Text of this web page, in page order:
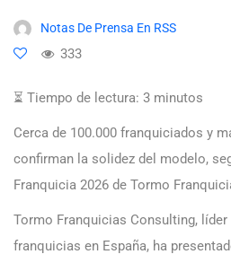
Notas De Prensa En RSS
333
⏳ Tiempo de lectura: 3 minutos
Cerca de 100.000 franquiciados y
confirman la solidez del modelo,
Franquicia 2026 de Tormo
Tormo Franquicias Consulting,
franquicias en España, ha